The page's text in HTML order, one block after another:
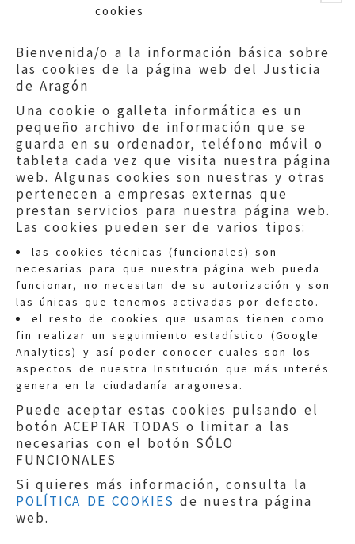
cookies
Bienvenida/o a la información básica sobre
las cookies de la página web del Justicia
de Aragón
Una cookie o galleta informática es un
pequeño archivo de información que se
guarda en su ordenador, teléfono móvil o
tableta cada vez que visita nuestra página
web. Algunas cookies son nuestras y otras
pertenecen a empresas externas que
prestan servicios para nuestra página web.
Las cookies pueden ser de varios tipos:
las cookies técnicas (funcionales) son
necesarias para que nuestra página web pueda
funcionar, no necesitan de su autorización y son
las únicas que tenemos activadas por defecto.
el resto de cookies que usamos tienen como
fin realizar un seguimiento estadístico (Google
Analytics) y así poder conocer cuales son los
aspectos de nuestra Institución que más interés
genera en la ciudadanía aragonesa.
Puede aceptar estas cookies pulsando el
botón ACEPTAR TODAS o limitar a las
necesarias con el botón SÓLO
FUNCIONALES
Si quieres más información, consulta la
POLÍTICA DE COOKIES de nuestra página
web.
Quejas:quejas@eljusticiadearagon.es
Información general:
informacion@eljusticiadearagon.es
Teléfonos:900 210 210/
Aviso legal|Política de privacidad|
Protección de Datos